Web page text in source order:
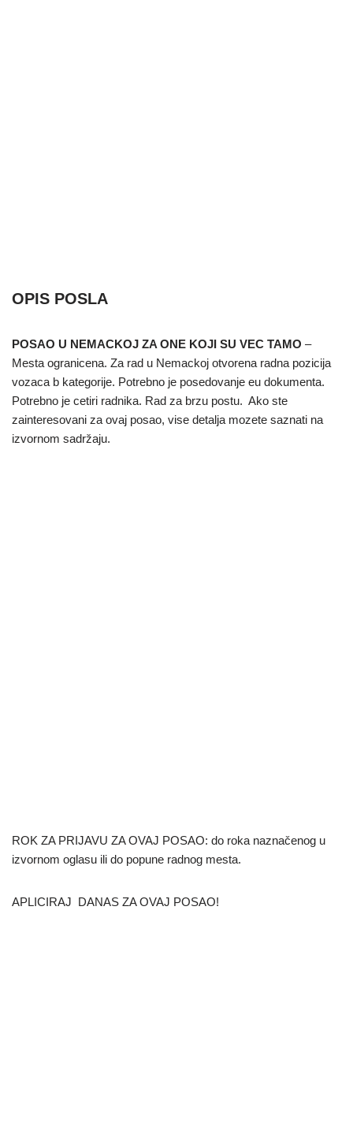
OPIS POSLA
POSAO U NEMACKOJ ZA ONE KOJI SU VEC TAMO –
Mesta ogranicena. Za rad u Nemackoj otvorena radna pozicija
vozaca b kategorije. Potrebno je posedovanje eu dokumenta.
Potrebno je cetiri radnika. Rad za brzu postu. Ako ste
zainteresovani za ovaj posao, vise detalja mozete saznati na
izvornom sadržaju.
ROK ZA PRIJAVU ZA OVAJ POSAO: do roka naznačenog u
izvornom oglasu ili do popune radnog mesta.
APLICIRAJ DANAS ZA OVAJ POSAO!